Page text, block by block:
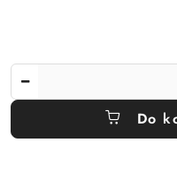
Do